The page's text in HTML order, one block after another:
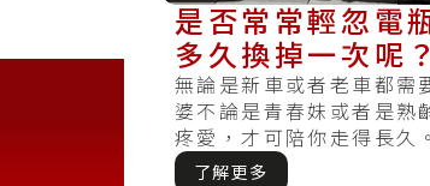
是否常常輕忽電
多久換掉一次呢
略教你如何將電
無論是新車或者老車都需
婆不論是青春妹或者是熟
疼愛，才可陪你走得長久
檢查，哪天發現損.....
了解更多